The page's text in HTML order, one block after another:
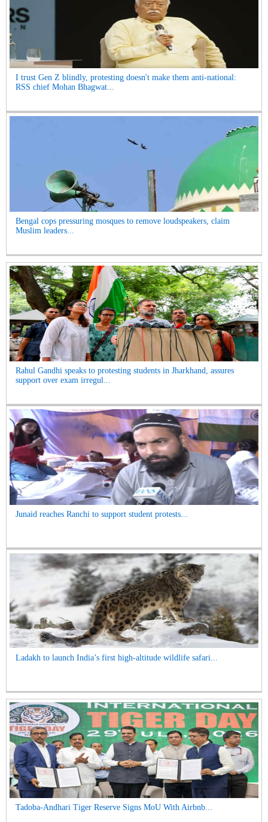
I trust Gen Z blindly, protesting doesn't make them anti-national:
RSS chief Mohan Bhagwat...
Bengal cops pressuring mosques to remove loudspeakers, claim
Muslim leaders...
Rahul Gandhi speaks to protesting students in Jharkhand, assures
support over exam irregul...
Junaid reaches Ranchi to support student protests...
Ladakh to launch India’s first high-altitude wildlife safari...
Tadoba-Andhari Tiger Reserve Signs MoU With Airbnb...